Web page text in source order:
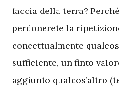
faccia della terra?
perdonerete la
concettualmente
sufficiente, un finto
aggiunto qualcos’altro